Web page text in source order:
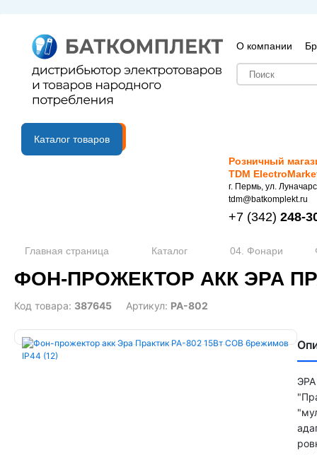
О компании
B2B портал
Каталог товаров
Розничный
TDM
г. Пермь, ул.
tdm@batkomplekt.ru
+7 (342) 248-
Главная страница Каталог 04. Фонари
ФОН-ПРОЖЕКТОР АКК ЭРА
Код товара: 387645 Артикул: PA-802